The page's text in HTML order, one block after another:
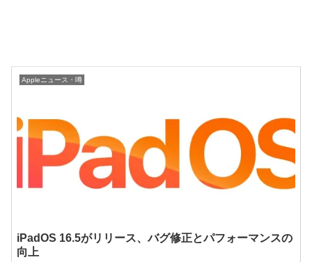
Appleニュース・噂
iPadOS 16.5がリリース、バグ修正とパフォーマンスの
向上